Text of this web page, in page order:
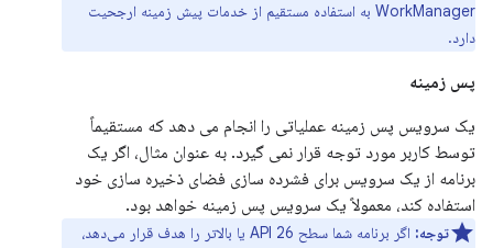
WorkManager به استفاده مستقیم از خدمات پیش زمینه ارجحیت
دارد.
پس زمینه
یک سرویس پس زمینه عملیاتی را انجام می دهد که مستقیماً
توسط کاربر مورد توجه قرار نمی گیرد. به عنوان مثال، اگر یک
برنامه از یک سرویس برای فشرده سازی فضای ذخیره سازی خود
استفاده کند، معمولاً یک سرویس پس زمینه خواهد بود.
توجه:
اگر برنامه شما سطح API 26 یا بالاتر را هدف قرار می‌دهد،